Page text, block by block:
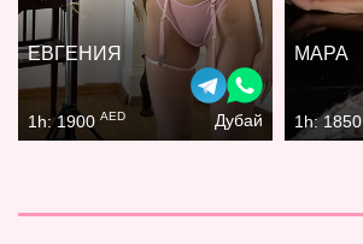
ЕВГЕНИЯ
1h: 1900 AED Дубай
МАРА
1h: 1850